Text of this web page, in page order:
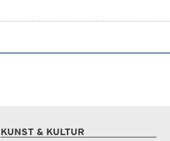
KUNST & KULTUR